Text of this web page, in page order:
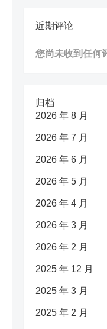
近期评论
您尚未收到任何
归档
2026 年 8 月
2026 年 7 月
2026 年 6 月
2026 年 5 月
2026 年 4 月
2026 年 3 月
2026 年 2 月
2025 年 12 月
2025 年 3 月
2025 年 2 月